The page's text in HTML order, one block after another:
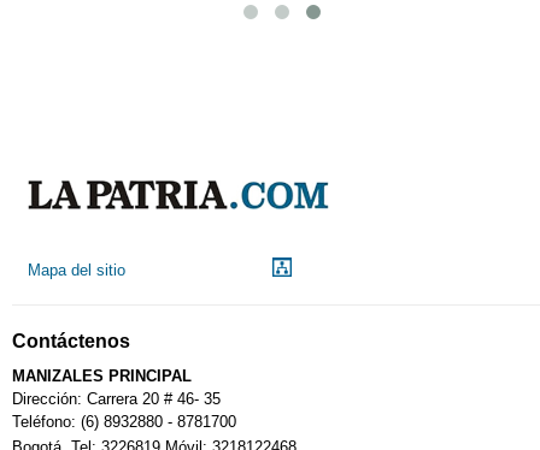
Mapa del sitio
Contáctenos
MANIZALES PRINCIPAL
Dirección: Carrera 20 # 46- 35
Teléfono: (6) 8932880 - 8781700